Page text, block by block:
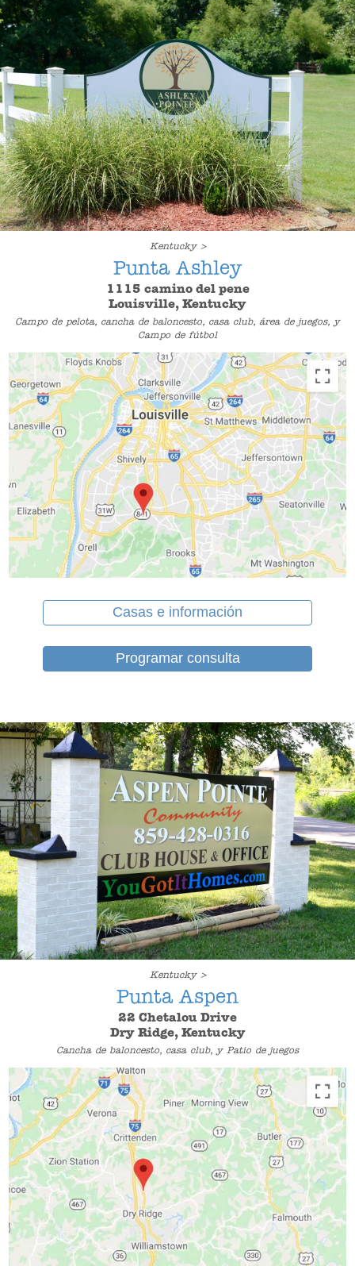
Kentucky >
Punta Ashley
1115 camino del pene
Louisville, Kentucky
Campo de pelota, cancha de baloncesto, casa club, área de juegos, y
Campo de fútbol
Casas e información
Programar consulta
Kentucky >
Punta Aspen
22 Chetalou Drive
Dry Ridge, Kentucky
Cancha de baloncesto, casa club, y Patio de juegos